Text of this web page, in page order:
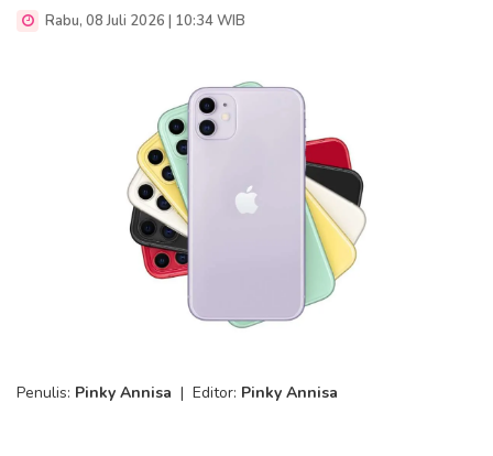
Rabu, 08 Juli 2026 | 10:34 WIB
Penulis: Pinky Annisa | Editor: Pinky Annisa